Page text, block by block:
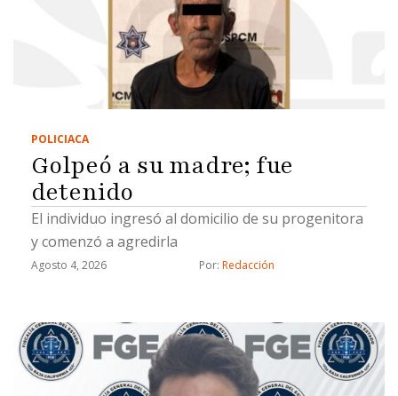
POLICIACA
Golpeó a su madre; fue
detenido
El individuo ingresó al domicilio de su progenitora
y comenzó a agredirla
Agosto 4, 2026 Por: Redacción